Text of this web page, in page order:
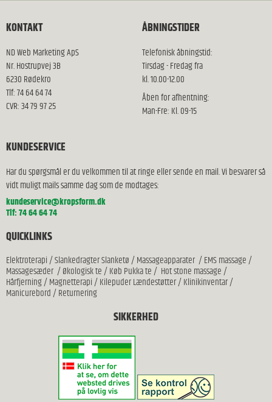
KONTAKT
ND Web Marketing ApS
Nr. Hostrupvej 3B
6230 Rødekro
Tlf: 74 64 64 74
CVR: 34 79 97 25
ÅBNINGSTIDER
Telefonisk åbningstid:
Tirsdag - Fredag fra
kl. 10.00-12.00
Åben for afhentning:
Man-Fre: Kl. 09-15
KUNDESERVICE
Har du spørgsmål er du velkommen til at ringe eller sende en mail. Vi besvarer så
vidt muligt mails samme dag som de modtages:
kundeservice@kropsform.dk
Tlf: 74 64 64 74
QUICKLINKS
Elektroterapi/Slankedragter Slanketø/Massageapparater/EMS massage/
Massagesæder/Økologisk te/Køb Pukka te/ Hot stone massage/
Hårfjerning/Magnetterapi/Kilepuder Lændestøtter/Klinikinventar/
Manicurebord/Returnering
SIKKERHED